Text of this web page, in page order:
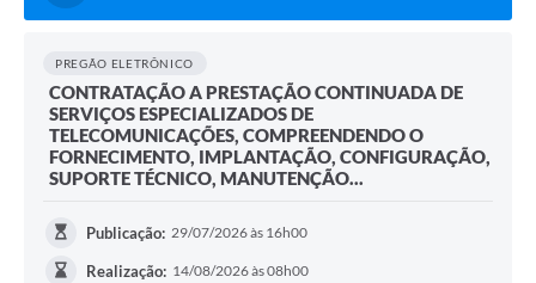
Terceiro Setor
Perguntas Frequentes
PREGÃO ELETRÔNICO
CONTRATAÇÃO A PRESTAÇÃO CONTINUADA DE
SERVIÇOS ESPECIALIZADOS DE
TELECOMUNICAÇÕES, COMPREENDENDO O
FORNECIMENTO, IMPLANTAÇÃO, CONFIGURAÇÃO,
SUPORTE TÉCNICO, MANUTENÇÃO...
Publicação: 29/07/2026 às 16h00
Realização: 14/08/2026 às 08h00